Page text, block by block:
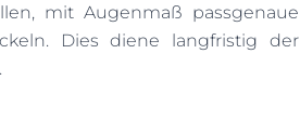
mit Augenmaß passgenaue
Dies diene langfristig der